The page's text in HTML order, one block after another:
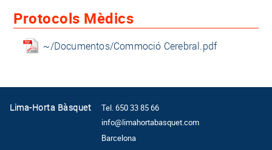
Protocols Mèdics
~/Documentos/Commoció Cerebral.pdf
Lima-Horta Bàsquet
Tel. 650 33 85 66
info@limahortabasquet.com
Barcelona